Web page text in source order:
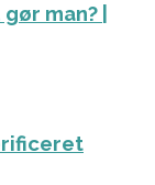
man? |